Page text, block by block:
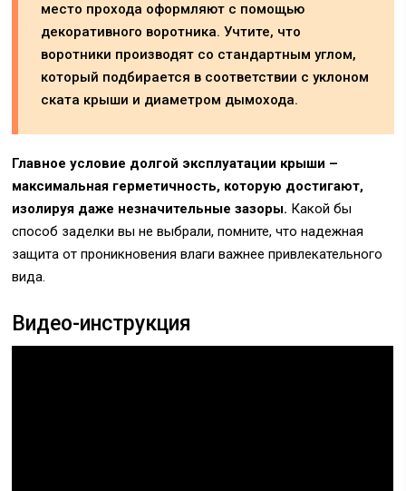
место прохода оформляют с помощью
декоративного воротника. Учтите, что
воротники производят со стандартным углом,
который подбирается в соответствии с уклоном
ската крыши и диаметром дымохода.
Главное условие долгой эксплуатации крыши –
максимальная герметичность, которую достигают,
изолируя даже незначительные зазоры. Какой бы
способ заделки вы не выбрали, помните, что надежная
защита от проникновения влаги важнее привлекательного
вида.
Видео-инструкция